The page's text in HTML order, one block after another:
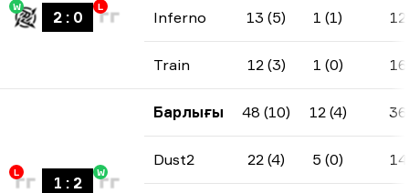
W
2: 0
L
Inferno 13 (5) 1 (1) 12
Train 12 (3) 1 (0) 16
L
1 : 2
W
Барлығы 48 (10) 12 (4) 36
Dust2 22 (4) 5 (0) 14